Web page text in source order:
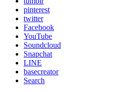
pinterest
twitter
Facebook
YouTube
Soundcloud
Snapchat
LINE
basecreator
Search